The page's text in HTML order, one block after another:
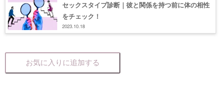
セックスタイプ診断｜彼と関係を持つ前に体の相性
をチェック！
2023.10.18
お気に入りに追加する